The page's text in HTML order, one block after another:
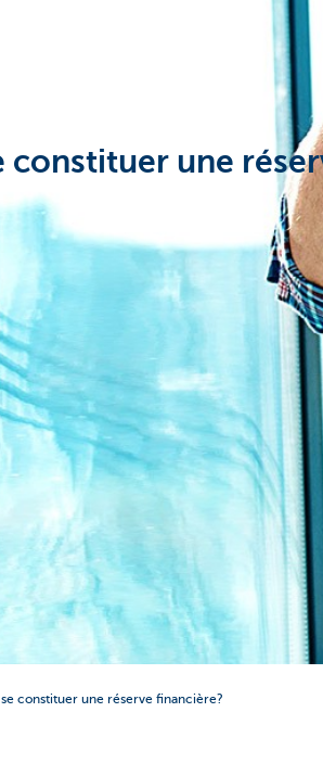
constituer une
constituer une réserve financière?